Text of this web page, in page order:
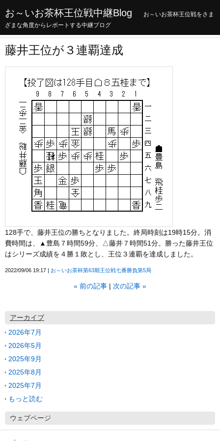
お～いお茶杯王位戦中継Blog
お～いお茶杯王位戦をさま
ざまな角度からレポートする中継ブログ
藤井王位が３連覇達成
128手で、藤井王位の勝ちとなりました。終局時刻は19時15分。消
費時間は、▲豊島７時間59分、△藤井７時間51分。勝った藤井王位
はシリーズ成績を４勝１敗とし、王位３連覇を達成しました。
2022/09/06 19:17 お～いお茶杯第63期王位戦七番勝負第5局
« 前の記事 次の記事 »
アーカイブ
2026年7月
2026年5月
2025年9月
2025年8月
2025年7月
もっと読む
ウェブページ